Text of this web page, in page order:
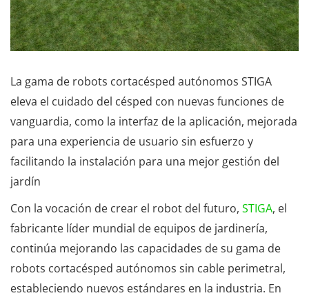
La gama de robots cortacésped autónomos STIGA
eleva el cuidado del césped con nuevas funciones de
vanguardia, como la interfaz de la aplicación, mejorada
para una experiencia de usuario sin esfuerzo y
facilitando la instalación para una mejor gestión del
jardín
Con la vocación de crear el robot del futuro, STIGA, el
fabricante líder mundial de equipos de jardinería,
continúa mejorando las capacidades de su gama de
robots cortacésped autónomos sin cable perimetral,
estableciendo nuevos estándares en la industria. En